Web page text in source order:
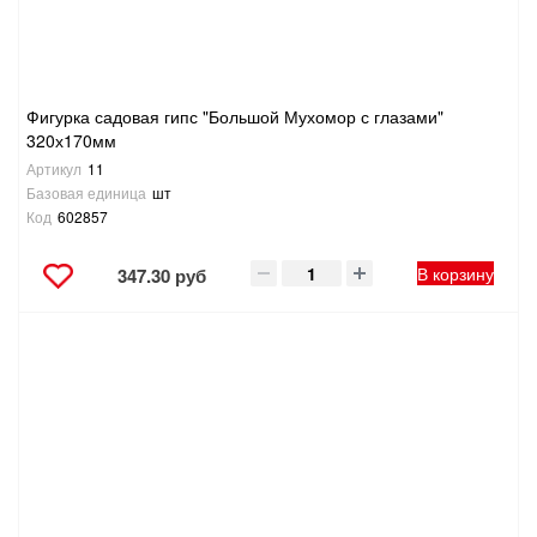
Фигурка садовая гипс "Большой Мухомор с глазами"
320х170мм
Артикул 11
Базовая единица шт
Код 602857
347.30 руб В корзину